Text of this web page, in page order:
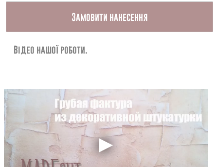
Замовити нанесення
Відео нашої роботи.